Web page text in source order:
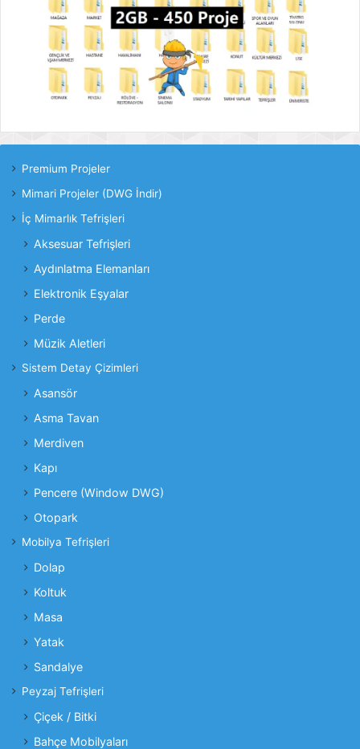
Premium Projeler
Mimari Projeler (DWG İndir)
İç Mimarlık Tefrişleri
Aksesuar Tefrişleri
Aydınlatma Elemanları
Elektronik Eşyalar
Perde
Müzik Aletleri
Sistem Detay Çizimleri
Asansör
Asma Tavan
Merdiven
Kapı
Pencere (Window DWG)
Otopark
Mobilya Tefrişleri
Dolap
Koltuk
Masa
Yatak
Sandalye
Peyzaj Tefrişleri
Çiçek / Bitki
Bahçe Mobilyaları